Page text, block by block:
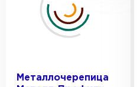
Металлочерепица